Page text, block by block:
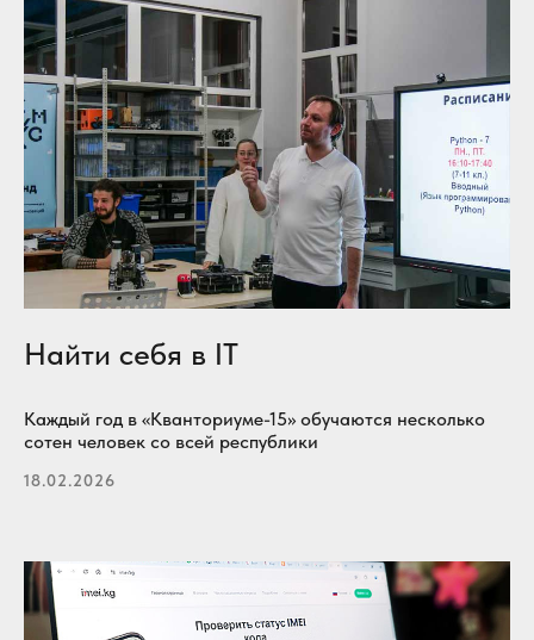
Найти себя в IT
Каждый год в «Кванториуме-15» обучаются несколько
сотен человек со всей республики
18.02.2026